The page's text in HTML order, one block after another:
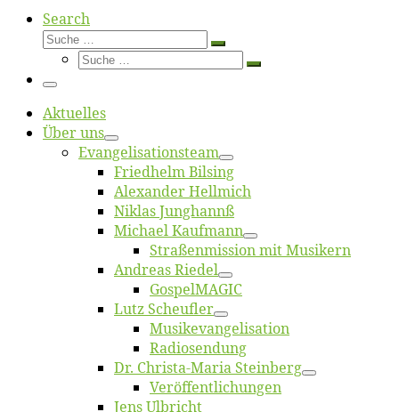
Search
Suche
Suche
Suche
Suche
Menü
Ak­tu­el­les
Über uns
Evangelisa­tions­team
Fried­helm Bilsing
Alex­an­der Hellmich
Ni­klas Junghannß
Mi­cha­el Kaufmann
Straßenmis­sion mit Musikern
An­dre­as Riedel
Gos­pel­MA­GIC
Lutz Scheuf­ler
Musikevan­ge­li­sa­tion
Ra­dio­sen­dung
Dr. Chris­­ta-Ma­ria Steinberg
Ver­öf­fent­li­chun­gen
Jens Ulb­richt